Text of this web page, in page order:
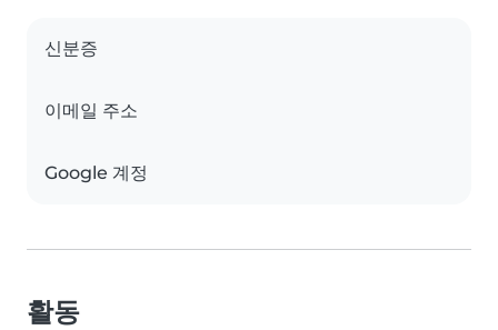
신분증
이메일 주소
Google 계정
활동